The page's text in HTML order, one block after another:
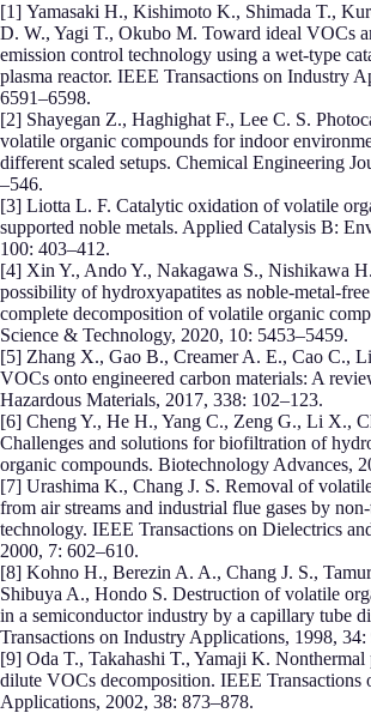
[1] Yamasaki H., Kishimoto K., Shimada T.,
D. W., Yagi T., Okubo M. Toward ideal VOCs
emission control technology using a wet-type
plasma reactor. IEEE Transactions on Industry
6591–6598.
[2] Shayegan Z., Haghighat F., Lee C. S.
volatile organic compounds for indoor
different scaled setups. Chemical Engineering
–546.
[3] Liotta L. F. Catalytic oxidation of volatile
supported noble metals. Applied Catalysis B:
100: 403–412.
[4] Xin Y., Ando Y., Nakagawa S., Nishikawa
possibility of hydroxyapatites as noble-metal-
complete decomposition of volatile organic
Science & Technology, 2020, 10: 5453–5459.
[5] Zhang X., Gao B., Creamer A. E., Cao C.,
VOCs onto engineered carbon materials: A
Hazardous Materials, 2017, 338: 102–123.
[6] Cheng Y., He H., Yang C., Zeng G., Li X.,
Challenges and solutions for biofiltration of
organic compounds. Biotechnology Advances,
[7] Urashima K., Chang J. S. Removal of
from air streams and industrial flue gases by
technology. IEEE Transactions on Dielectrics
2000, 7: 602–610.
[8] Kohno H., Berezin A. A., Chang J. S.,
Shibuya A., Hondo S. Destruction of volatile
in a semiconductor industry by a capillary tube
Transactions on Industry Applications, 1998, 34:
[9] Oda T., Takahashi T., Yamaji K. Nonthermal
dilute VOCs decomposition. IEEE Transactions
Applications, 2002, 38: 873–878.